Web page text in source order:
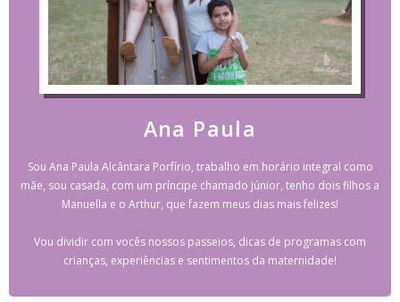
Ana Paula
Sou Ana Paula Alcântara Porfírio, trabalho em horário integral como
mãe, sou casada, com um príncipe chamado Júnior, tenho dois filhos a
Manuella e o Arthur, que fazem meus dias mais felizes!
Vou dividir com vocês nossos passeios, dicas de programas com
crianças, experiências e sentimentos da maternidade!